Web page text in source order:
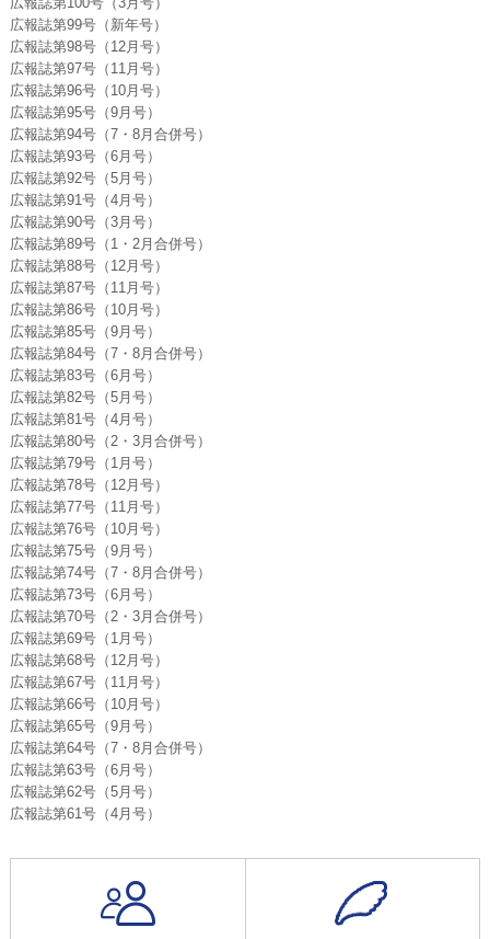
広報誌第99号（新年号）
広報誌第98号（12月号）
広報誌第97号（11月号）
広報誌第96号（10月号）
広報誌第95号（9月号）
広報誌第94号（7・8月合併号）
広報誌第93号（6月号）
広報誌第92号（5月号）
広報誌第91号（4月号）
広報誌第90号（3月号）
広報誌第89号（1・2月合併号）
広報誌第88号（12月号）
広報誌第87号（11月号）
広報誌第86号（10月号）
広報誌第85号（9月号）
広報誌第84号（7・8月合併号）
広報誌第83号（6月号）
広報誌第82号（5月号）
広報誌第81号（4月号）
広報誌第80号（2・3月合併号）
広報誌第79号（1月号）
広報誌第78号（12月号）
広報誌第77号（11月号）
広報誌第76号（10月号）
広報誌第75号（9月号）
広報誌第74号（7・8月合併号）
広報誌第73号（6月号）
広報誌第70号（2・3月合併号）
広報誌第69号（1月号）
広報誌第68号（12月号）
広報誌第67号（11月号）
広報誌第66号（10月号）
広報誌第65号（9月号）
広報誌第64号（7・8月合併号）
広報誌第63号（6月号）
広報誌第62号（5月号）
広報誌第61号（4月号）